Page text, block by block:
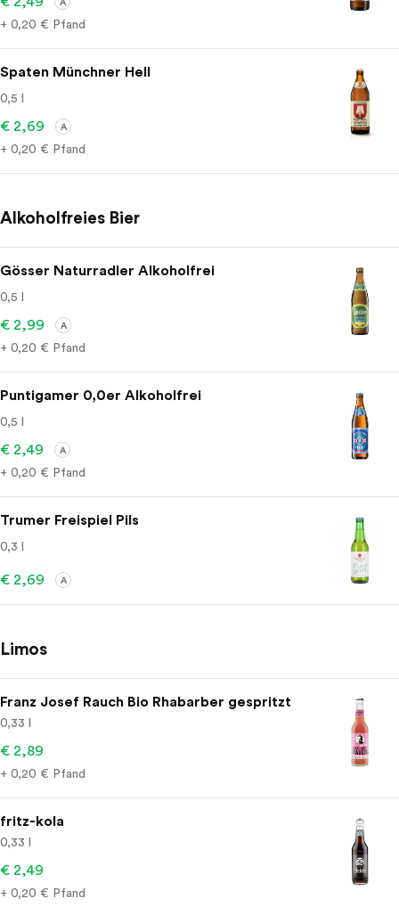
A
+ 0,20 € Pfand
Spaten Münchner Hell
0,5 l
€ 2,69 A
+ 0,20 € Pfand
Alkoholfreies Bier
Gösser Naturradler Alkoholfrei
0,5 l
€ 2,99 A
+ 0,20 € Pfand
Puntigamer 0,0er Alkoholfrei
0,5 l
€ 2,49 A
+ 0,20 € Pfand
Trumer Freispiel Pils
0,3 l
€ 2,69 A
Limos
Franz Josef Rauch Bio Rhabarber gespritzt
0,33 l
€ 2,89
+ 0,20 € Pfand
fritz-kola
0,33 l
€ 2,49
+ 0,20 € Pfand